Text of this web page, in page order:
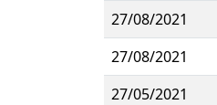
27/08/2021
27/08/2021
27/05/2021